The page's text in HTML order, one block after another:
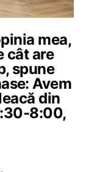
mea,
cât are
spune
Avem
din
8:00,